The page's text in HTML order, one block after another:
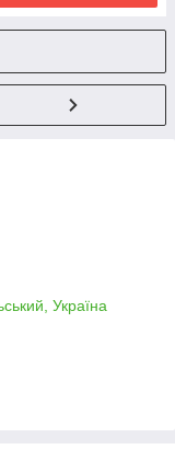
Україна